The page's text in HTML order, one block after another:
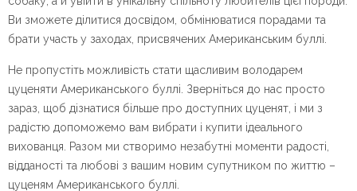
Ви зможете ділитися досвідом, обмінюватися порадами та
брати участь у заходах, присвячених Американським буллі.
Не пропустіть можливість стати щасливим володарем
цуценяти Американського буллі. Зверніться до нас просто
зараз, щоб дізнатися більше про доступних цуценят, і ми з
радістю допоможемо вам вибрати і купити ідеального
вихованця. Разом ми створимо незабутні моменти радості,
відданості та любові з вашим новим супутником по життю –
цуценям Американського буллі.